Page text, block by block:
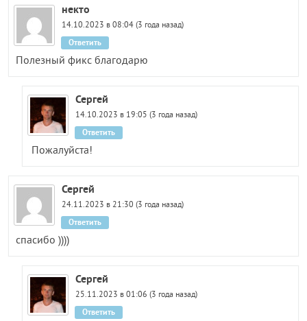
некто
14.10.2023 в 08:04 (3 года назад)
Полезный фикс благодарю
Ответить
Сергей
14.10.2023 в 19:05 (3 года назад)
Пожалуйста!
Ответить
Сергей
24.11.2023 в 21:30 (3 года назад)
спасибо ))))
Ответить
Сергей
25.11.2023 в 01:06 (3 года назад)
Ответить